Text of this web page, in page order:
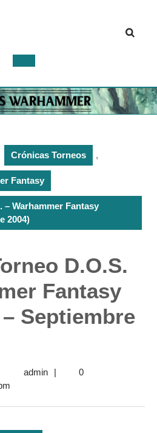
de
apertura
Crónicas Torneos ,
Fantasy
– Warhammer Fantasy
2004)
D.O.S.
Fantasy
Septiembre
adminadmin
|
0